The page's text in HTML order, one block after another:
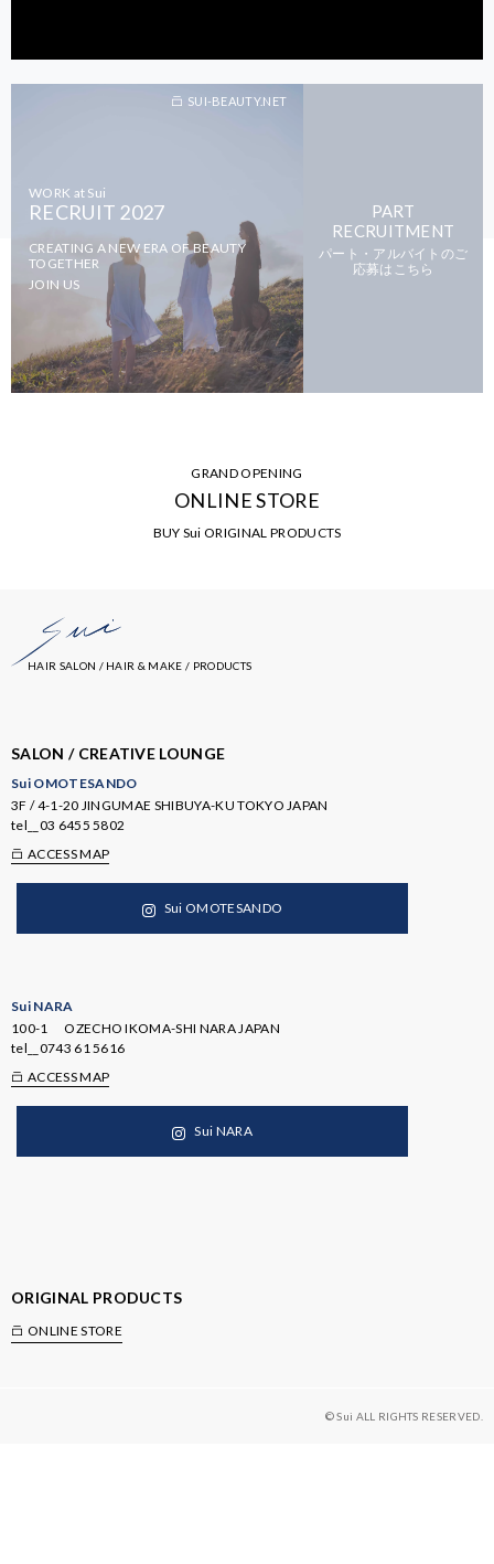
WORK at Sui
RECRUIT 2027
CREATING A NEW ERA OF BEAUTY
TOGETHER
JOIN US
SUI-BEAUTY.NET
PART
RECRUITMENT
パート・アルバイトのご
応募はこちら
GRAND OPENING
ONLINE STORE
BUY Sui ORIGINAL PRODUCTS
HAIR SALON / HAIR & MAKE / PRODUCTS
SALON / CREATIVE LOUNGE
Sui OMOTESANDO
3F / 4-1-20 JINGUMAE SHIBUYA-KU TOKYO JAPAN
tel__ 03 6455 5802
ACCESS MAP
Sui OMOTESANDO
Sui NARA
100-1 OZECHO IKOMA-SHI NARA JAPAN
tel__ 0743 61 5616
ACCESS MAP
Sui NARA
ORIGINAL PRODUCTS
ONLINE STORE
© Sui ALL RIGHTS RESERVED.